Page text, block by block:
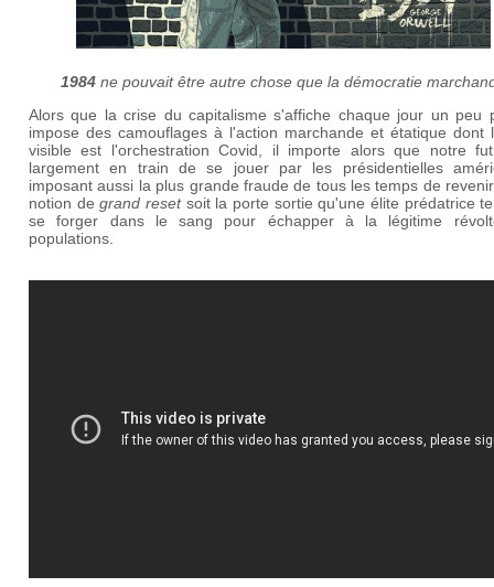
1984 ne pouvait être autre chose que la démocratie
Alors que la crise du capitalisme s'affiche chaque jour un peu
impose des camouflages à l'action marchande et étatique dont
visible est l'orchestration Covid, il importe alors que notre
largement en train de se jouer par les présidentielles
imposant aussi la plus grande fraude de tous les temps de
notion degrand resetsoit la porte sortie qu'une élite prédatrice
se forger dans le sang pour échapper à la légitime
populations.